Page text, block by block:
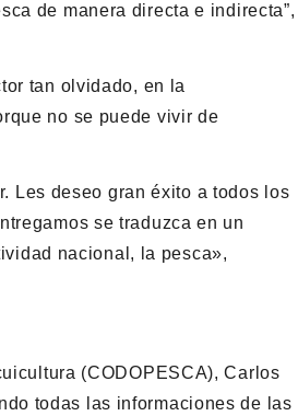
de manera directa e indirecta”,
tan olvidado, en la
no se puede vivir de
Les deseo gran éxito a todos los
se traduzca en un
nacional, la pesca»,
(CODOPESCA), Carlos
todas las informaciones de las